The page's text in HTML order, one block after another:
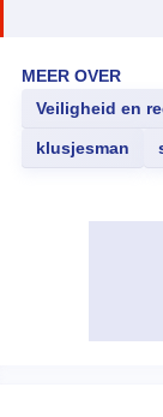
MEER OVER
Veiligheid en
klusjesman